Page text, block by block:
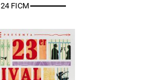
24 FICM